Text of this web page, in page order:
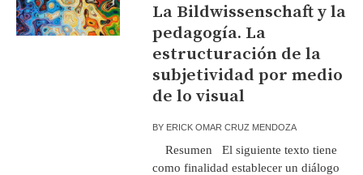
La Bildwissenschaft y la
pedagogía. La
estructuración de la
subjetividad por medio
de lo visual
BY ERICK OMAR CRUZ MENDOZA
Resumen El siguiente texto tiene
como finalidad establecer un diálogo